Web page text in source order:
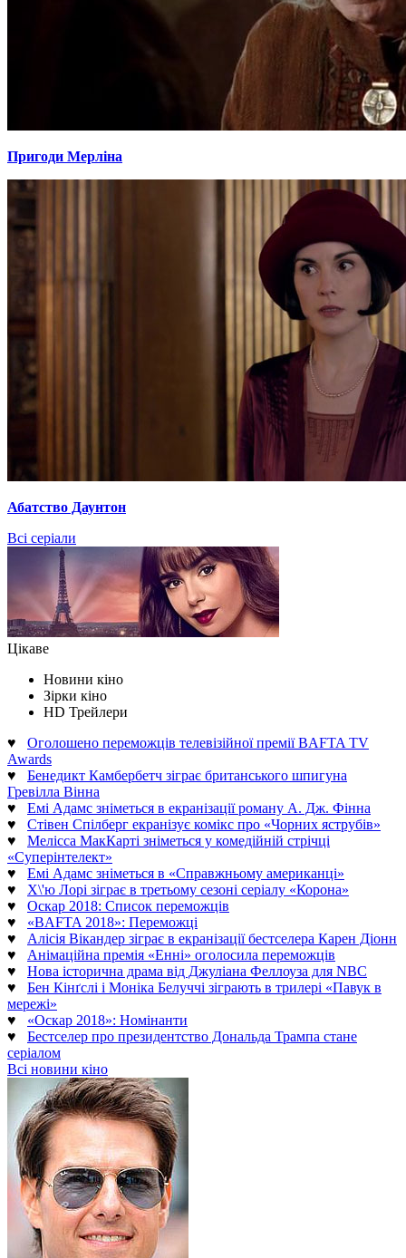
Пригоди Мерліна
Абатство Даунтон
Всі серіали
Цікаве
Новини кіно
Зірки кіно
HD Трейлери
♥ Оголошено переможців телевізійної премії BAFTA TV
Awards
♥ Бенедикт Камбербетч зіграє британського шпигуна
Гревілла Вінна
♥ Емі Адамс зніметься в екранізації роману А. Дж. Фінна
♥ Стівен Спілберг екранізує комікс про «Чорних яструбів»
♥ Мелісса МакКарті зніметься у комедійній стрічці
«Суперінтелект»
♥ Емі Адамс зніметься в «Справжньому американці»
♥ Х\'ю Лорі зіграє в третьому сезоні серіалу «Корона»
♥ Оскар 2018: Список переможців
♥ «BAFTA 2018»: Переможці
♥ Алісія Вікандер зіграє в екранізації бестселера Карен Діонн
♥ Анімаційна премія «Енні» оголосила переможців
♥ Нова історична драма від Джуліана Феллоуза для NBC
♥ Бен Кінґслі і Моніка Белуччі зіграють в трилері «Павук в
мережі»
♥ «Оскар 2018»: Номінанти
♥ Бестселер про президентство Дональда Трампа стане
серіалом
Всі новини кіно